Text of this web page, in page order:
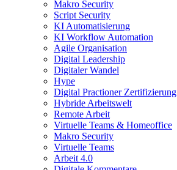
Makro Security
Script Security
KI Automatisierung
KI Workflow Automation
Agile Organisation
Digital Leadership
Digitaler Wandel
Hype
Digital Practioner Zertifizierung
Hybride Arbeitswelt
Remote Arbeit
Virtuelle Teams & Homeoffice
Makro Security
Virtuelle Teams
Arbeit 4.0